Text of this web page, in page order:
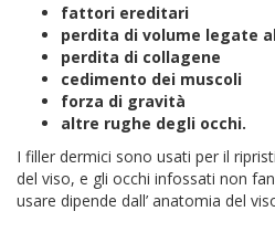
fattori ereditari
perdita di volume legate
perdita di collagene
cedimento dei muscoli
forza di gravità
altre rughe degli occhi.
I filler dermici sono usati per il
del viso, e gli occhi infossati non
usare dipende dall’ anatomia del